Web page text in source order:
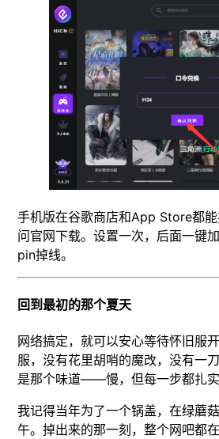
手机版在谷歌商店和App Store都
问官网下载。设置一次，后面一键
pin掉线。
回到最初的那个夏天
网络搞定，就可以安心等待怀旧服
服，没有花里胡哨的魔改，没有一
是那个味道——慢，但每一步都扎实
我记得当年为了一个锅盖，在绿蘑
午。掉出来的那一刻，整个网吧都